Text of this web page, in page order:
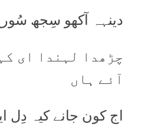
دینہہ آکھو سِجھ
چڑھدا لہندا ای
آئے ہاں
اج کون جانے کیہ دِل